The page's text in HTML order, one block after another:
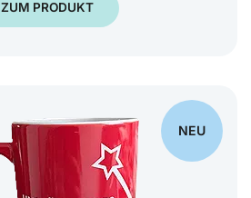
ZUM PRODUKT
NEU